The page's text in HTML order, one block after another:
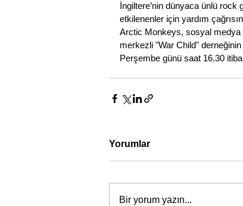
İngiltere’nin dünyaca ünlü
etkilenenler için yardım
Arctic Monkeys, sosyal medya
merkezli "War Child"
Perşembe günü saat 16.30
Yorumlar
Bir yorum yazın...